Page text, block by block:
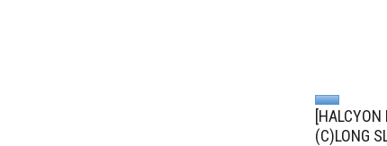
[HALCYON
(C)LONG